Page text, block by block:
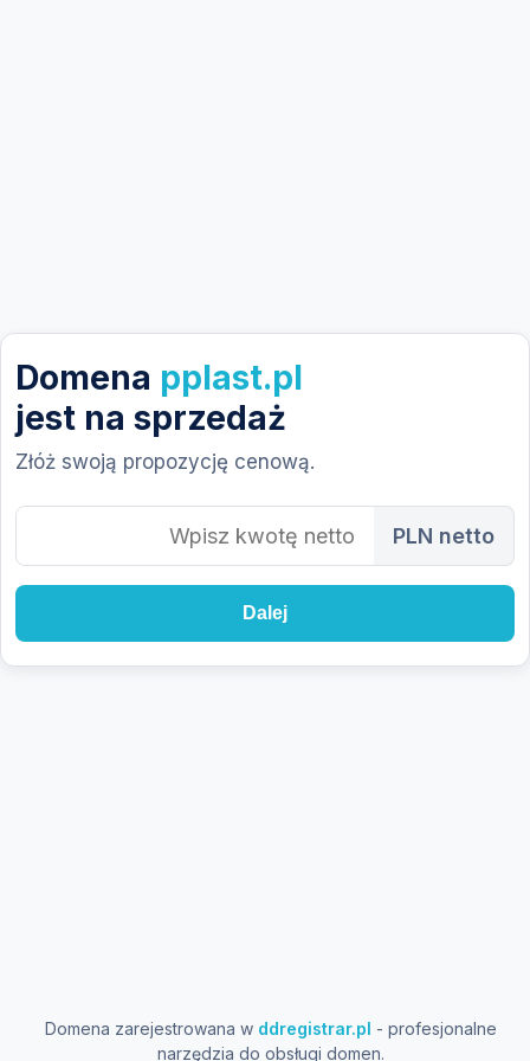
Domena pplast.pl
jest na sprzedaż
Złóż swoją propozycję cenową.
PLN netto
Dalej
Domena zarejestrowana w ddregistrar.pl - profesjonalne
narzędzia do obsługi domen.